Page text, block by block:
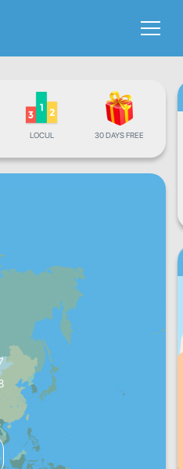
LOCUL 30 DAYS FREE